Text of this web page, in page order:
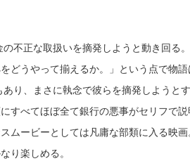
不正な取扱いを摘発しようと動き回る
どうやって揃えるか。」という点で物
り、まさに執念で彼らを摘発しようと
すべてほぼ全て銀行の悪事がセリフで
ムービーとしては凡庸な部類に入る映
り楽しめる。